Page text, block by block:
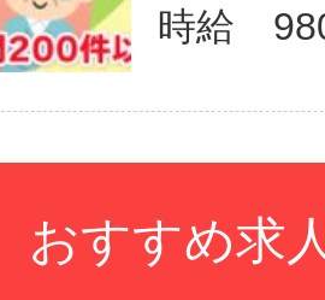
おすすめ求